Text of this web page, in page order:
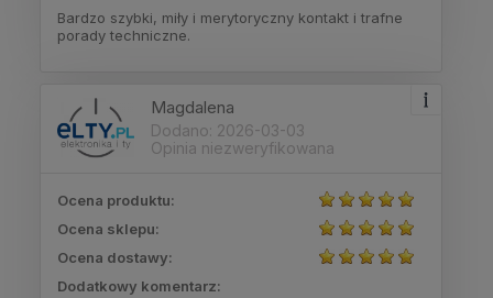
Bardzo szybki, miły i merytoryczny kontakt i trafne
porady techniczne.
Magdalena
Dodano: 2026-03-03
Opinia niezweryfikowana
Ocena produktu:
Ocena sklepu:
Ocena dostawy:
Dodatkowy komentarz: